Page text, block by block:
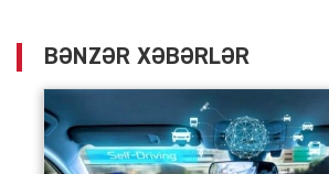
BƏNZƏR XƏBƏRLƏR